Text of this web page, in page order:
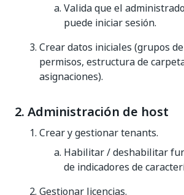
Valida que el
puede iniciar sesión.
Crear datos iniciales (grupos
permisos, estructura de
asignaciones).
2. Administración de host
Crear y gestionar tenants.
Habilitar / deshabilitar
de indicadores de
Gestionar licencias.